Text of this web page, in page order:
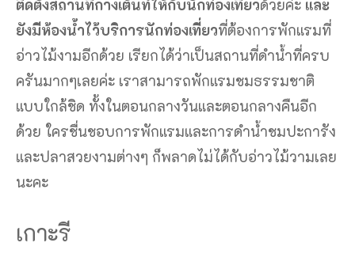
ติดตั้งสถานที่กางเต้นท์ให้กับนักท่องเที่ยวด้วยค่ะ และ
ยังมีห้องน้ำไว้บริการนักท่องเที่ยวที่ต้องการพักแรมที่
อ่าวไม้งามอีกด้วย เรียกได้ว่าเป็นสถานที่ดำน้ำที่ครบ
ครันมากๆเลยค่ะ เราสามารถพักแรมชมธรรมชาติ
แบบใกล้ชิด ทั้งในตอนกลางวันและตอนกลางคืนอีก
ด้วย ใครชื่นชอบการพักแรมและการดำน้ำชมปะการัง
และปลาสวยงามต่างๆ ก็พลาดไม่ได้กับอ่าวไม้วามเลย
นะคะ
เกาะรี